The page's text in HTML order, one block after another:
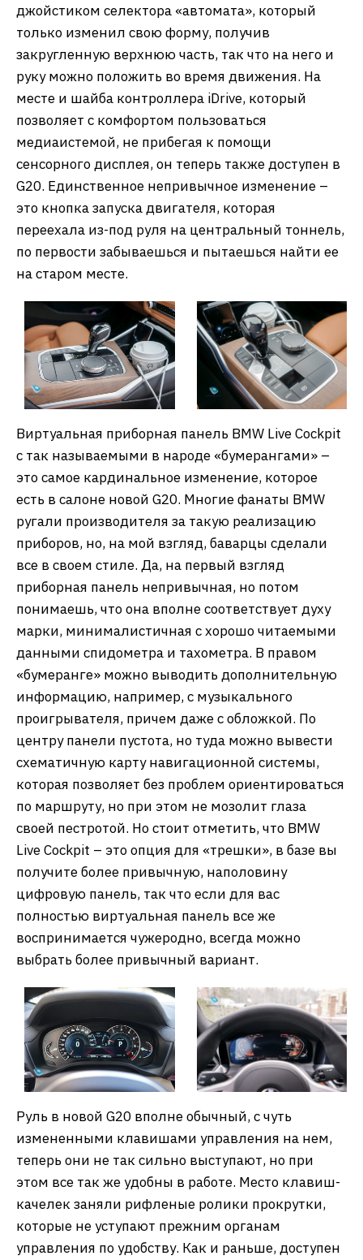
джойстиком селектора «автомата», который
только изменил свою форму, получив
закругленную верхнюю часть, так что на него и
руку можно положить во время движения. На
месте и шайба контроллера iDrive, который
позволяет с комфортом пользоваться
медиаистемой, не прибегая к помощи
сенсорного дисплея, он теперь также доступен в
G20. Единственное непривычное изменение –
это кнопка запуска двигателя, которая
переехала из-под руля на центральный тоннель,
по первости забываешься и пытаешься найти ее
на старом месте.
Виртуальная приборная панель BMW Live Cockpit
с так называемыми в народе «бумерангами» –
это самое кардинальное изменение, которое
есть в салоне новой G20. Многие фанаты BMW
ругали производителя за такую реализацию
приборов, но, на мой взгляд, баварцы сделали
все в своем стиле. Да, на первый взгляд
приборная панель непривычная, но потом
понимаешь, что она вполне соответствует духу
марки, минималистичная с хорошо читаемыми
данными спидометра и тахометра. В правом
«бумеранге» можно выводить дополнительную
информацию, например, с музыкального
проигрывателя, причем даже с обложкой. По
центру панели пустота, но туда можно вывести
схематичную карту навигационной системы,
которая позволяет без проблем ориентироваться
по маршруту, но при этом не мозолит глаза
своей пестротой. Но стоит отметить, что BMW
Live Cockpit – это опция для «трешки», в базе вы
получите более привычную, наполовину
цифровую панель, так что если для вас
полностью виртуальная панель все же
воспринимается чужеродно, всегда можно
выбрать более привычный вариант.
Руль в новой G20 вполне обычный, с чуть
измененными клавишами управления на нем,
теперь они не так сильно выступают, но при
этом все так же удобны в работе. Место клавиш-
качелек заняли рифленые ролики прокрутки,
которые не уступают прежним органам
управления по удобству. Как и раньше, доступен